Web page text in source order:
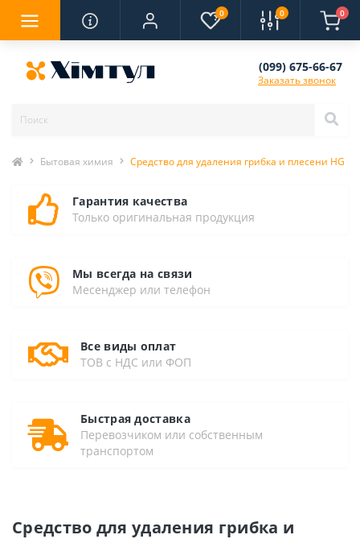
0 0 0
(099) 675-66-67
Заказать звонок
Бытовая химия Средство для удаления грибка и плесени HG
Гарантия качества
Только оригинальная продукция
Мы всегда на связи
Месенджер или телефон
Все виды оплат
ТОВ с НДС или ФОП
Быстрая доставка
Перевозчиком или собственным
транспортом
Средство для удаления грибка и